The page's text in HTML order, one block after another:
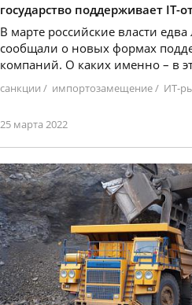
государство поддерживает IT-
В марте российские власти
сообщали о новых формах
компаний. О каких именно – в
санкции / импортозамещение/ ИТ-
25 марта 2022